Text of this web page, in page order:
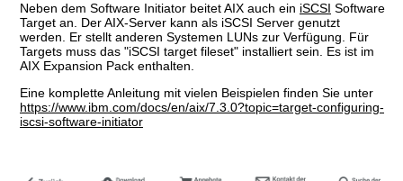
Neben dem Software Initiator beitet AIX auch ein iSCSI Software
Target an. Der AIX-Server kann als iSCSI Server genutzt
werden. Er stellt anderen Systemen LUNs zur Verfügung. Für
Targets muss das "iSCSI target fileset" installiert sein. Es ist im
AIX Expansion Pack enthalten.
Eine komplette Anleitung mit vielen Beispielen finden Sie unter
https://www.ibm.com/docs/en/aix/7.3.0?topic=target-configuring-
iscsi-software-initiator